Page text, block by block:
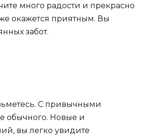
много радости и прекрасно
окажется приятным. Вы
забот.
С привычными
обычного. Новые и
вы легко увидите